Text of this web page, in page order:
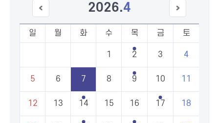
2026.4
일 월 화 수 목 금 토
1 2 3 4
5 6 7 8 9 10 11
12 13 14 15 16 17 18